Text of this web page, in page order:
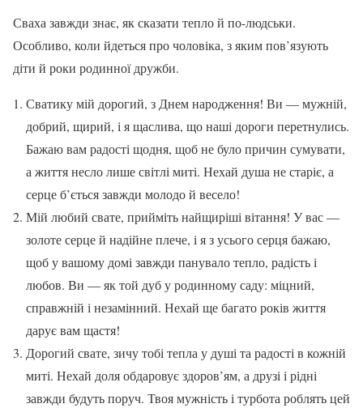
Сваха завжди знає, як сказати тепло й по-людськи.
Особливо, коли йдеться про чоловіка, з яким пов’язують
діти й роки родинної дружби.
Сватику мій дорогий, з Днем народження! Ви — мужній,
добрий, щирий, і я щаслива, що наші дороги перетнулись.
Бажаю вам радості щодня, щоб не було причин сумувати,
а життя несло лише світлі миті. Нехай душа не старіє, а
серце б’ється завжди молодо й весело!
Мій любий свате, прийміть найщиріші вітання! У вас —
золоте серце й надійне плече, і я з усього серця бажаю,
щоб у вашому домі завжди панувало тепло, радість і
любов. Ви — як той дуб у родинному саду: міцний,
справжній і незамінний. Нехай ще багато років життя
дарує вам щастя!
Дорогий свате, зичу тобі тепла у душі та радості в кожній
миті. Нехай доля обдаровує здоров’ям, а друзі і рідні
завжди будуть поруч. Твоя мужність і турбота роблять цей